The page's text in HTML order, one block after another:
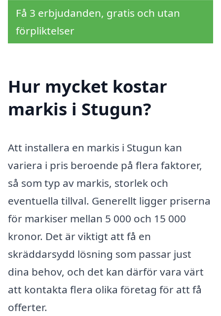
Få 3 erbjudanden, gratis och utan
förpliktelser
Hur mycket kostar
markis i Stugun?
Att installera en markis i Stugun kan
variera i pris beroende på flera faktorer,
så som typ av markis, storlek och
eventuella tillval. Generellt ligger priserna
för markiser mellan 5 000 och 15 000
kronor. Det är viktigt att få en
skräddarsydd lösning som passar just
dina behov, och det kan därför vara värt
att kontakta flera olika företag för att få
offerter.